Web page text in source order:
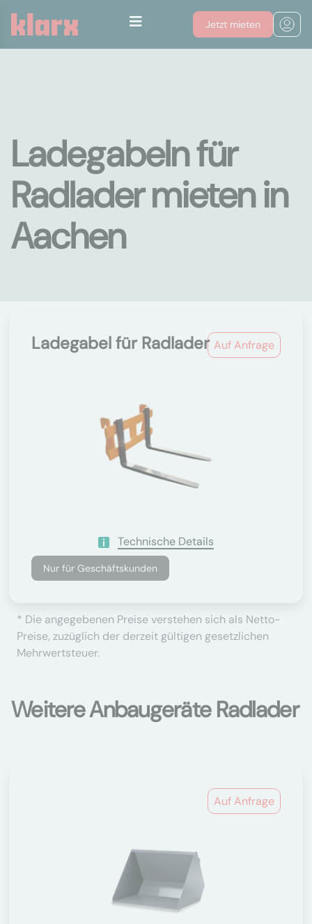
Jetzt mieten
Ladegabeln für
Radlader mieten in
Aachen
Auf Anfrage
Ladegabel für Radlader
Technische Details
Nur für Geschäftskunden
* Die angegebenen Preise verstehen sich als Netto-
Preise, zuzüglich der derzeit gültigen gesetzlichen
Mehrwertsteuer.
Weitere Anbaugeräte Radlader
Auf Anfrage